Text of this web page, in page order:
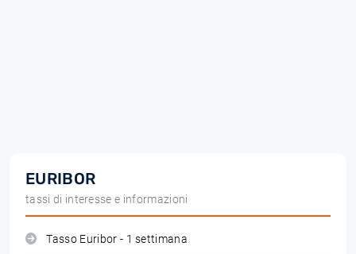
EURIBOR
tassi di interesse e informazioni
Tasso Euribor - 1 settimana